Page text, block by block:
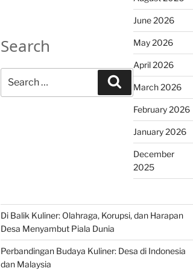
Search
for:
Search
June 2026
May 2026
April 2026
March 2026
February 2026
January 2026
December
2025
Di Balik Kuliner: Olahraga, Korupsi, dan Harapan
Desa Menyambut Piala Dunia
Perbandingan Budaya Kuliner: Desa di Indonesia
dan Malaysia